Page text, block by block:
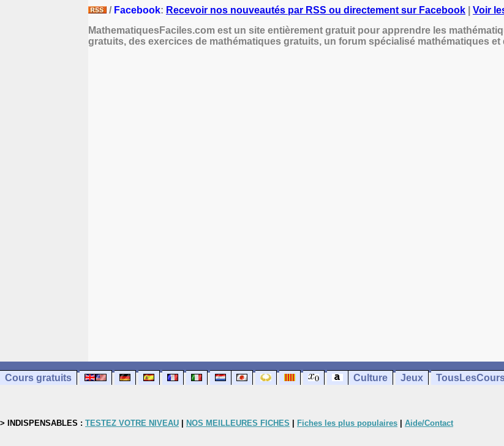
/ Facebook: Recevoir nos nouveautés par RSS ou directement sur Facebook
Voir
MathematiquesFaciles.com est un site entièrement gratuit pour apprendre les
gratuits, des exercices de mathématiques gratuits, un forum spécialisé mathématiques
Cours gratuits Culture Jeux
> INDISPENSABLES : TESTEZ VOTRE NIVEAU NOS MEILLEURES FICHES Fiches les plus populaires Aide/Contact